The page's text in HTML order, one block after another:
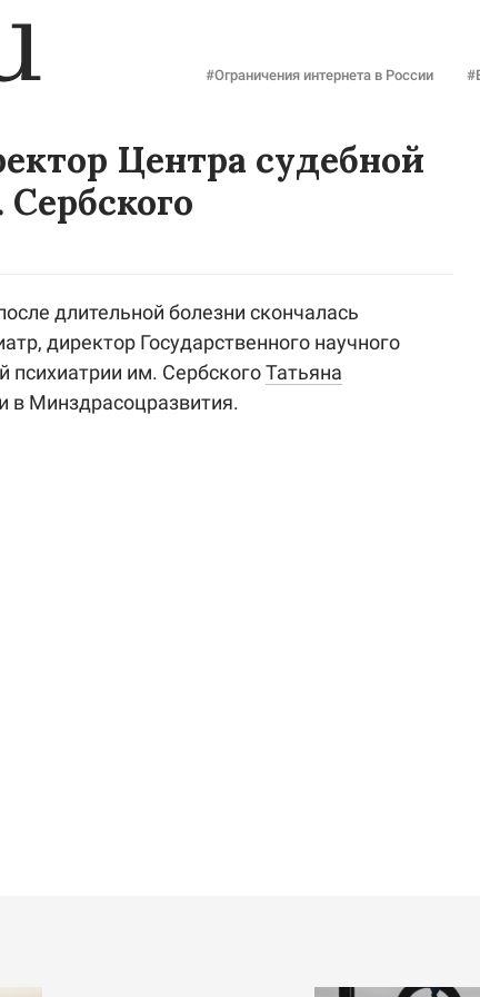
#Ограничения интернета в России
Центра судебной
длительной болезни скончалась
директор Государственного научного
психиатрии им. СербскогоТатьяна
в Минздрасоцразвития.